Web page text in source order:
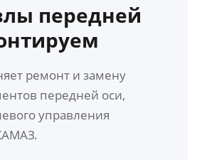
передней
ремонт и замену
передней оси,
управления